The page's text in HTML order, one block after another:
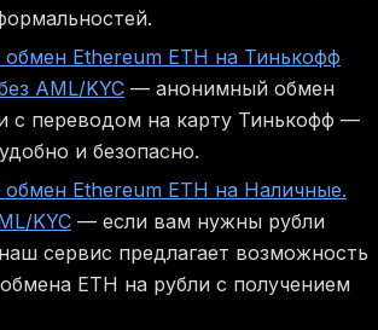
Ethereum ETH на Тинькофф
AML/KYC — анонимный обмен
с переводом на карту Тинькофф —
и безопасно.
Ethereum ETH на Наличные.
KYC — если вам нужны рубли
сервис предлагает возможность
ETH на рубли с получением